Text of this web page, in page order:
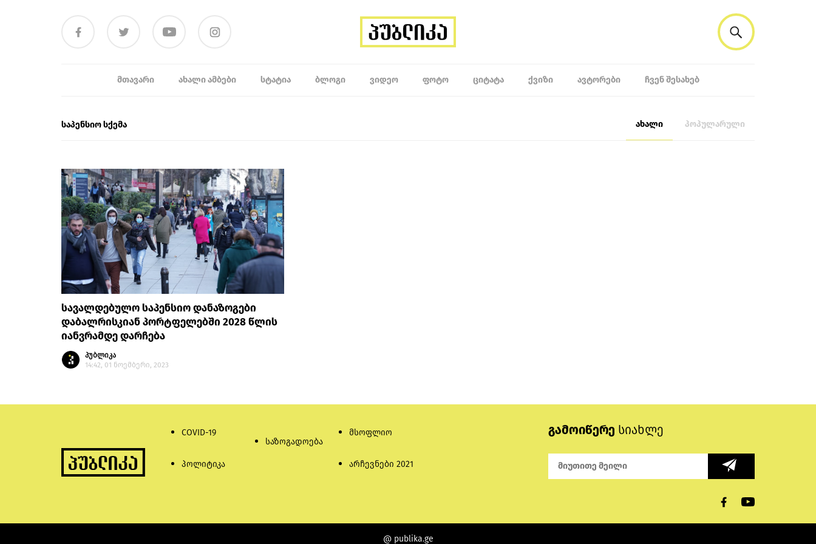
ᲛᲗᲐᲕᲐᲠᲘ ᲐᲮᲐᲚᲘ ᲐᲛᲑᲔᲑᲘ ᲡᲢᲐᲢᲘᲐ ᲑᲚᲝᲒᲘ ᲕᲘᲓᲔᲝ ᲤᲝᲢᲝ ᲪᲘᲢᲐᲢᲐ ᲥᲕᲘᲖᲘ ᲐᲕᲢᲝᲠᲔᲑᲘ ᲩᲕᲔᲜ ᲨᲔᲡᲐᲮᲔᲑ
საპენსიო სქემა ახალი პოპულარული
სავალდებულო საპენსიო დანაზოგები
დაბალრისკიან პორტფელებში 2028 წლის
იანვრამდე დარჩება
პუბლიკა
14:42, 01 ნოემბერი, 2023
COVID-19
პოლიტიკა
საზოგადოება
მსოფლიო
არჩევნები 2021
გამოიწერე სიახლე
@ publika.ge